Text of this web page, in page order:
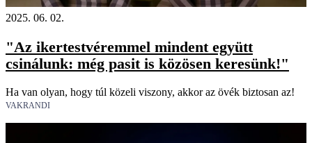
2025. 06. 02.
"Az ikertestvéremmel mindent együtt
csinálunk: még pasit is közösen keresünk!"
Ha van olyan, hogy túl közeli viszony, akkor az övék biztosan az!
VAKRANDI